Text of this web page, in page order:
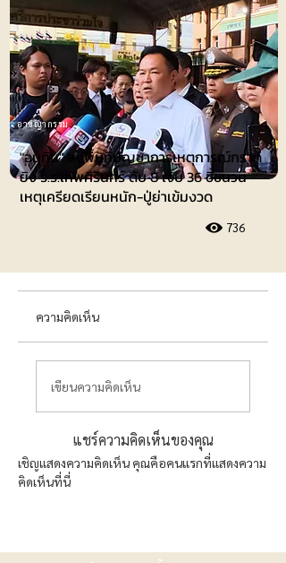
"อนุทิน" ลงพื้นที่บัญชาการเหตุการณ์กราด
ยิง ร.ร.เทพศิรินทร์ ดับ 8 เจ็บ 36 ชี้ชนวน
เหตุเครียดเรียนหนัก-ปู่ย่าเข้มงวด
736
อาชญากรรม
ความคิดเห็น
เขียนความคิดเห็น
แชร์ความคิดเห็นของคุณ
เชิญแสดงความคิดเห็น คุณคือคนแรกที่แสดงความ
คิดเห็นที่นี่